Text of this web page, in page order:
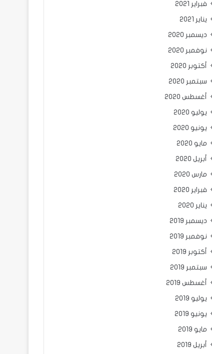
فبراير 2021
يناير 2021
ديسمبر 2020
نوفمبر 2020
أكتوبر 2020
سبتمبر 2020
أغسطس 2020
يوليو 2020
يونيو 2020
مايو 2020
أبريل 2020
مارس 2020
فبراير 2020
يناير 2020
ديسمبر 2019
نوفمبر 2019
أكتوبر 2019
سبتمبر 2019
أغسطس 2019
يوليو 2019
يونيو 2019
مايو 2019
أبريل 2019